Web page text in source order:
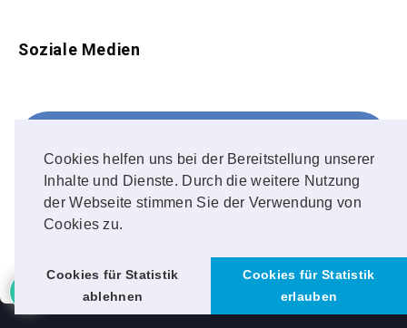
Cookies helfen uns bei der Bereitstellung unserer
Inhalte und Dienste. Durch die weitere Nutzung
der Webseite stimmen Sie der Verwendung von
Cookies zu.
Cookies für Statistik
ablehnen
Cookies für Statistik
erlauben
Soziale Medien
FOLLOW ME!
Instagram
OUR PHOTOS!